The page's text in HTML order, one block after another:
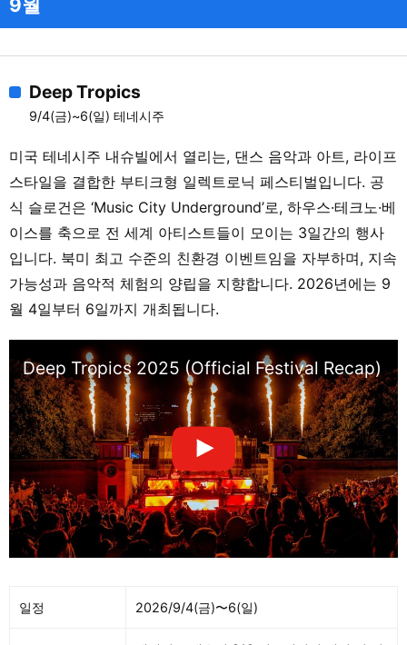
9월
Deep Tropics
9/4(금)~6(일) 테네시주
미국 테네시주 내슈빌에서 열리는, 댄스 음악과 아트, 라이프
스타일을 결합한 부티크형 일렉트로닉 페스티벌입니다. 공
식 슬로건은 ‘Music City Underground’로, 하우스·테크노·베
이스를 축으로 전 세계 아티스트들이 모이는 3일간의 행사
입니다. 북미 최고 수준의 친환경 이벤트임을 자부하며, 지속
가능성과 음악적 체험의 양립을 지향합니다. 2026년에는 9
월 4일부터 6일까지 개최됩니다.
Deep Tropics 2025 (Official Festival Recap)
일정 2026/9/4(금)〜6(일)